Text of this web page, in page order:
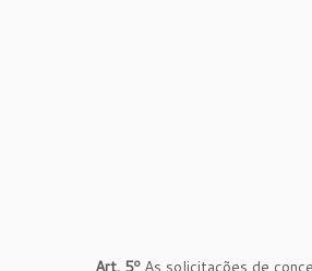
Art. 5ºAs solicitações de